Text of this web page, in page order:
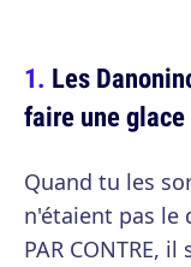
Les
faire une glace
Quand tu les
n'étaient pas le
PAR CONTRE,